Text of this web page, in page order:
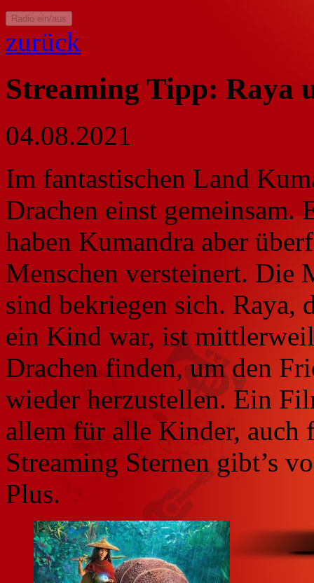
Radio ein/aus
zurück
Streaming Tipp: Raya
04.08.2021
Im fantastischen Land
Drachen einst
haben Kumandra aber
Menschen versteinert. Die
sind bekriegen sich.
ein Kind war, ist
Drachen finden, um den
wieder herzustellen. Ein
allem für alle Kinder, auch
Streaming Sternen gibt’s
Plus.